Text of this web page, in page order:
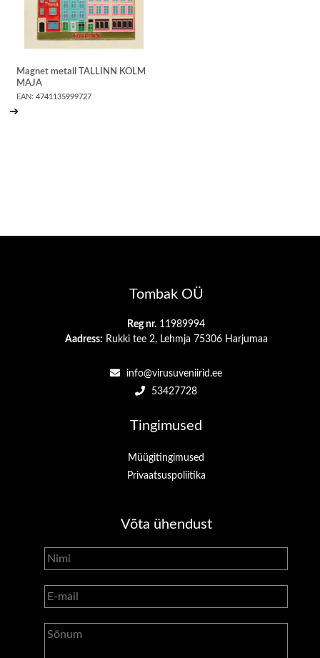
Magnet metall TALLINN KOLM
MAJA
EAN:4741135999727
➔
Tombak OÜ
Reg nr. 11989994
Aadress: Rukki tee 2, Lehmja 75306 Harjumaa
info@virusuveniirid.ee
53427728
Tingimused
Müügitingimused
Privaatsuspoliitika
Võta ühendust